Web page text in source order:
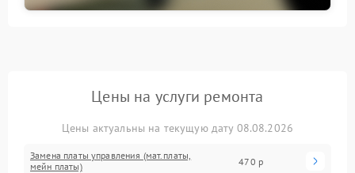
Цены на услуги ремонта
Цены актуальны на текущую дату 08.08.2026
Замена платы управления (мат.платы,
мейн платы)
470 р